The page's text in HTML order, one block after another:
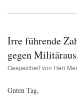
Irre führende
gegen
Gespeichert von Herr
Guten Tag,